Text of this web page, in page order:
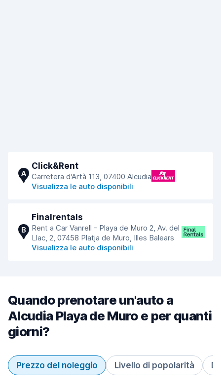
A
Click&Rent
Carretera d'Artà 113, 07400 Alcudia
Visualizza le auto disponibili
B
Finalrentals
Rent a Car Vanrell - Playa de Muro 2, Av. del
Llac, 2, 07458 Platja de Muro, Illes Balears
Visualizza le auto disponibili
Quando prenotare un'auto a
Alcudia Playa de Muro e per quanti
giorni?
Prezzo del noleggio Livello di popolarità